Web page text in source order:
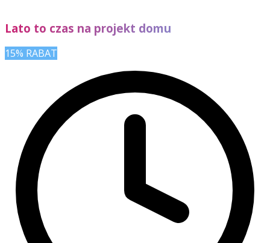
Lato to czas na projekt domu
15% RABAT